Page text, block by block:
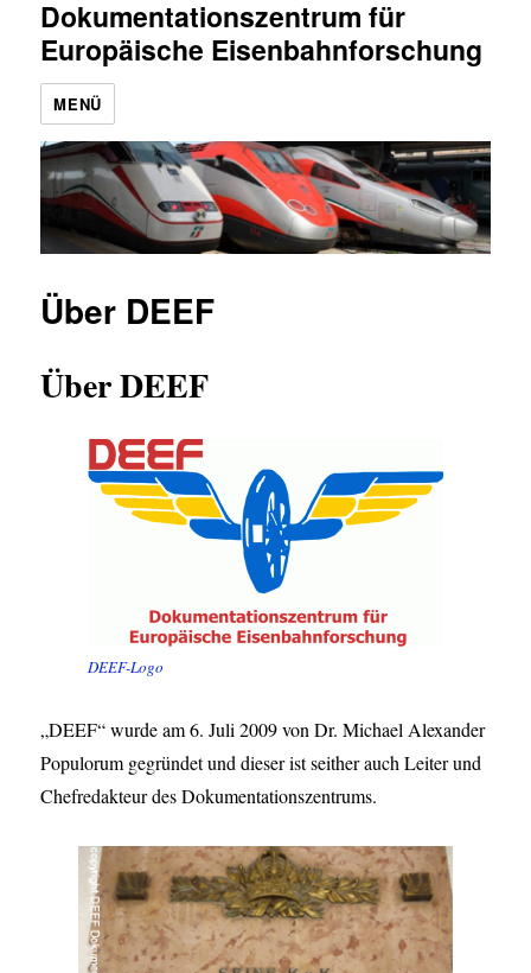
Dokumentationszentrum für
Europäische Eisenbahnforschung
MENÜ
Über DEEF
Über DEEF
DEEF-Logo
„DEEF“ wurde am 6. Juli 2009 von Dr. Michael Alexander
Populorum gegründet und dieser ist seither auch Leiter und
Chefredakteur des Dokumentationszentrums.